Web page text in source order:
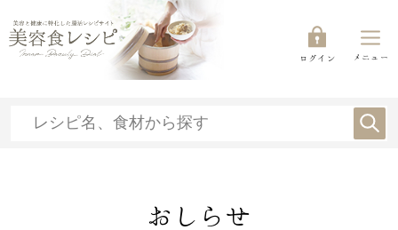
ログイン メニュー
おしらせ